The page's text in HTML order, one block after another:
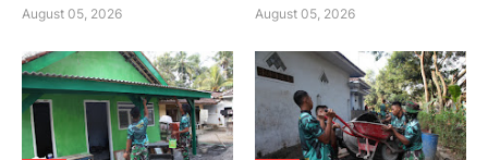
August 05, 2026 August 05, 2026